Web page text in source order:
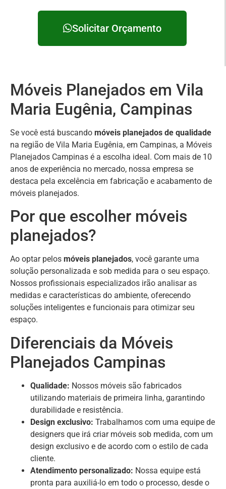
Solicitar Orçamento
Móveis Planejados em Vila
Maria Eugênia, Campinas
Se você está buscando móveis planejados de qualidade
na região de Vila Maria Eugênia, em Campinas, a Móveis
Planejados Campinas é a escolha ideal. Com mais de 10
anos de experiência no mercado, nossa empresa se
destaca pela excelência em fabricação e acabamento de
móveis planejados.
Por que escolher móveis
planejados?
Ao optar pelos móveis planejados, você garante uma
solução personalizada e sob medida para o seu espaço.
Nossos profissionais especializados irão analisar as
medidas e características do ambiente, oferecendo
soluções inteligentes e funcionais para otimizar seu
espaço.
Diferenciais da Móveis
Planejados Campinas
Qualidade: Nossos móveis são fabricados
utilizando materiais de primeira linha, garantindo
durabilidade e resistência.
Design exclusivo: Trabalhamos com uma equipe de
designers que irá criar móveis sob medida, com um
design exclusivo e de acordo com o estilo de cada
cliente.
Atendimento personalizado: Nossa equipe está
pronta para auxiliá-lo em todo o processo, desde o